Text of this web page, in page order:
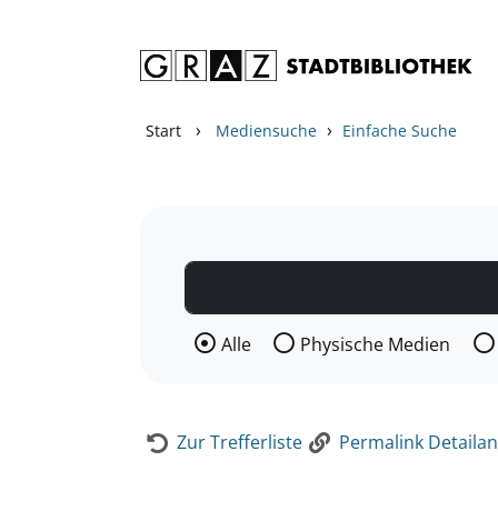
Start › Mediensuche › Einfache Suche
Wählen Sie die Medienart nach der
Alle Physische Medien
Zur Trefferliste Permalink